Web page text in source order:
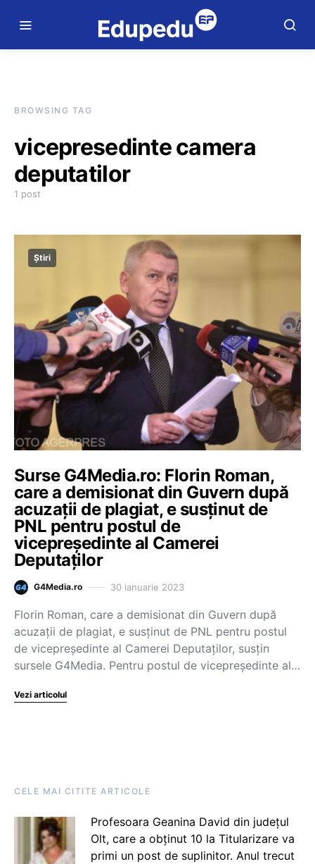
BROWSING TAG
vicepresedinte camera
deputatilor
1 post
Știri
Surse G4Media.ro: Florin Roman,
care a demisionat din Guvern după
acuzații de plagiat, e susținut de
PNL pentru postul de
vicepreședinte al Camerei
Deputaților
G4Media.ro 30 ianuarie 2023
Florin Roman, care a demisionat din Guvern după
acuzații de plagiat, e susținut de PNL pentru postul
de vicepreședinte al Camerei Deputaților, susțin
sursele G4Media. Pentru postul de vicepreședinte al…
Vezi articolul
CELE MAI CITITE ARTICOLE
Profesoara Geanina David din județul
Olt, care a obținut 10 la Titularizare va
primi un post de suplinitor. Anul trecut